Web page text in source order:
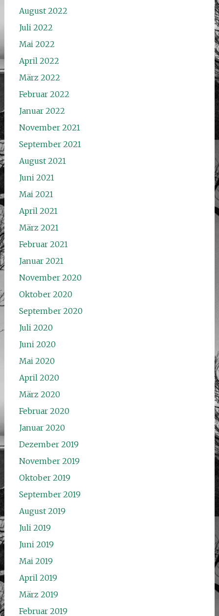
August 2022
Juli 2022
Mai 2022
April 2022
März 2022
Februar 2022
Januar 2022
November 2021
September 2021
August 2021
Juni 2021
Mai 2021
April 2021
März 2021
Februar 2021
Januar 2021
November 2020
Oktober 2020
September 2020
Juli 2020
Juni 2020
Mai 2020
April 2020
März 2020
Februar 2020
Januar 2020
Dezember 2019
November 2019
Oktober 2019
September 2019
August 2019
Juli 2019
Juni 2019
Mai 2019
April 2019
März 2019
Februar 2019